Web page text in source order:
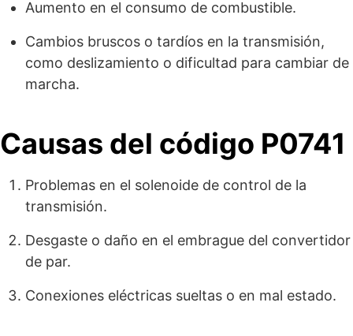
Aumento en el consumo de combustible.
Cambios bruscos o tardíos en la transmisión,
como deslizamiento o dificultad para cambiar de
marcha.
Causas del código P0741
Problemas en el solenoide de control de la
transmisión.
Desgaste o daño en el embrague del convertidor
de par.
Conexiones eléctricas sueltas o en mal estado.